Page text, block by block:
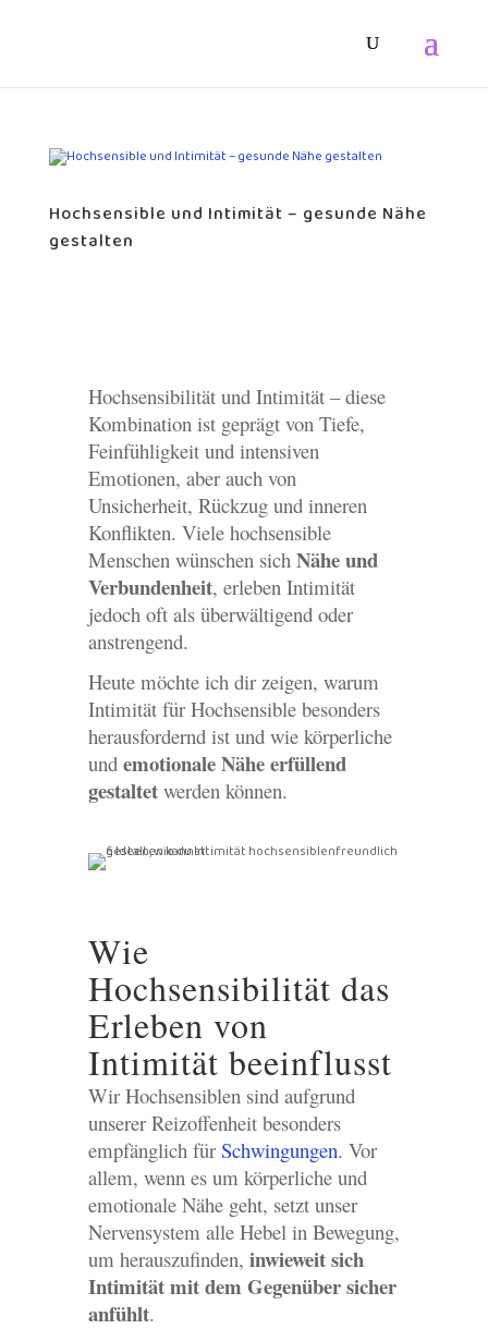
Hochsensible und Intimität – gesunde Nähe
gestalten
Hochsensibilität und Intimität – diese
Kombination ist geprägt von Tiefe,
Feinfühligkeit und intensiven
Emotionen, aber auch von
Unsicherheit, Rückzug und inneren
Konflikten. Viele hochsensible
Menschen wünschen sich Nähe und
Verbundenheit, erleben Intimität
jedoch oft als überwältigend oder
anstrengend.
Heute möchte ich dir zeigen, warum
Intimität für Hochsensible besonders
herausfordernd ist und wie körperliche
und emotionale Nähe erfüllend
gestaltetwerden können.
Wie
Hochsensibilität das
Erleben von
Intimität beeinflusst
Wir Hochsensiblen sind aufgrund
unserer Reizoffenheit besonders
empfänglich für Schwingungen. Vor
allem, wenn es um körperliche und
emotionale Nähe geht, setzt unser
Nervensystem alle Hebel in Bewegung,
um herauszufinden, inwieweit sich
Intimität mit dem Gegenüber sicher
anfühlt.